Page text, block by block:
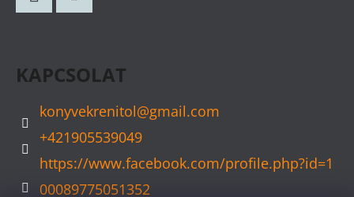
KAPCSOLAT
konyvekrenitol@gmail.com
+421905539049
https://www.facebook.com/profile.php?id=1
00089775051352